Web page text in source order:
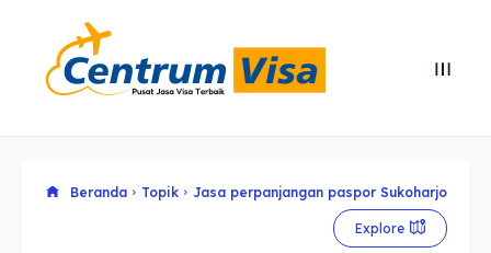
Cari
Cari
Explore our destinations
Explore our destinations
Beranda Topik Jasa perpanjangan paspor Sukoharjo
Explore